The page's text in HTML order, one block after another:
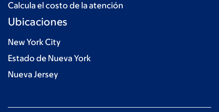
Calcula el costo de la atención
Ubicaciones
New York City
Estado de Nueva York
Nueva Jersey